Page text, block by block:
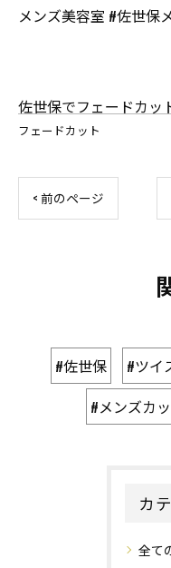
メンズ美容室 #佐世保
佐世保でフェードカッ
フェードカット
< 前のページ
#佐世保 #ツイ
#メンズカ
カ
全て